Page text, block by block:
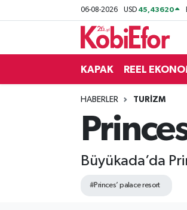
06-08-2026 USD 45,43620
KAPAK REEL
HABERLER TURİZM
Büyükada’da
#Princes’ palace resort
BİLİŞİM PANO